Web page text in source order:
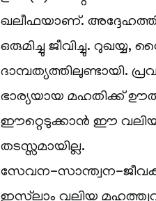
ഖലീഫയാണ്.
ഒരുമിച്ചു ജീവിച്ചു.
ദാമ്പത്യത്തിലുണ്ടായി.
ഭാര്യയായ മഹതിക്ക്
ഈറ്റെടുക്കാൻ ഈ വലിയ
തടസ്സമായില്ല.
സേവന-സാന്ത്വന-